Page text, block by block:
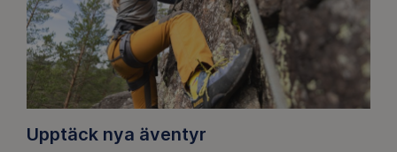
Upptäck nya äventyr